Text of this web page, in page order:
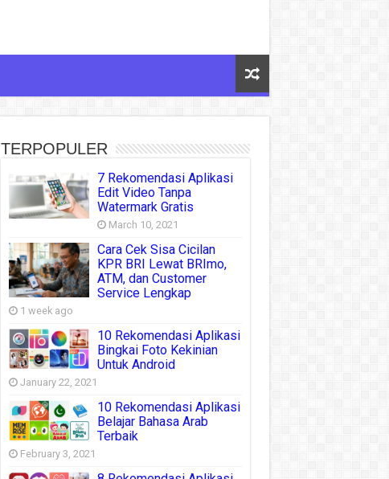
TERPOPULER
7 Rekomendasi Aplikasi
Edit Video Tanpa
Watermark Gratis
March 10, 2021
Cara Cek Sisa Cicilan
KPR BRI Lewat BRImo,
ATM, dan Customer
Service Lengkap
1 week ago
10 Rekomendasi Aplikasi
Bingkai Foto Kekinian
Untuk Android
January 22, 2021
10 Rekomendasi Aplikasi
Belajar Bahasa Arab
Terbaik
February 3, 2021